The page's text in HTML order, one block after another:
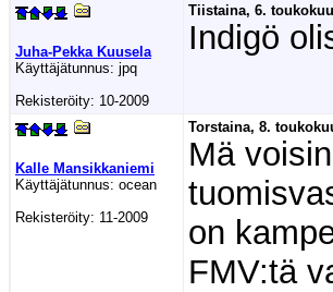
Juha-Pekka Kuusela
Käyttäjätunnus: jpq
Rekisteröity: 10-2009
Tiistaina, 6.
Indigö
Kalle Mansikkaniemi
Käyttäjätunnus: ocean
Rekisteröity: 11-2009
Torstaina, 8.
Mä
on
FMV:tä